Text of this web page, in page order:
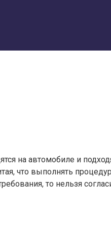
на автомобиле и
что выполнять
то нельзя